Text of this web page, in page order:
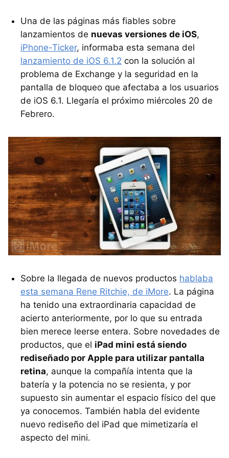
Una de las páginas más fiables sobre
lanzamientos de nuevas versiones de iOS,
iPhone-Ticker, informaba esta semana del
lanzamiento de iOS 6.1.2 con la solución al
problema de Exchange y la seguridad en la
pantalla de bloqueo que afectaba a los usuarios
de iOS 6.1. Llegaría el próximo miércoles 20 de
Febrero.
Sobre la llegada de nuevos productos hablaba
esta semana Rene Ritchie, de iMore. La página
ha tenido una extraordinaria capacidad de
acierto anteriormente, por lo que su entrada
bien merece leerse entera. Sobre novedades de
productos, que el iPad mini está siendo
rediseñado por Apple para utilizar pantalla
retina, aunque la compañía intenta que la
batería y la potencia no se resienta, y por
supuesto sin aumentar el espacio físico del que
ya conocemos. También habla del evidente
nuevo rediseño del iPad que mimetizaría el
aspecto del mini.